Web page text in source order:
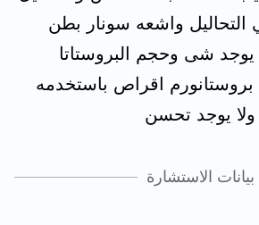
واشعه سونار بطن
يوجد شى وحجم البروستاتا
اقراص باستخدمه
بيانات الاستشارة